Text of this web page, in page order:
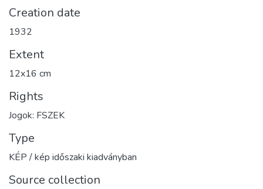
Creation date
1932
Extent
12x16 cm
Rights
Jogok: FSZEK
Type
KÉP / kép időszaki kiadványban
Source collection